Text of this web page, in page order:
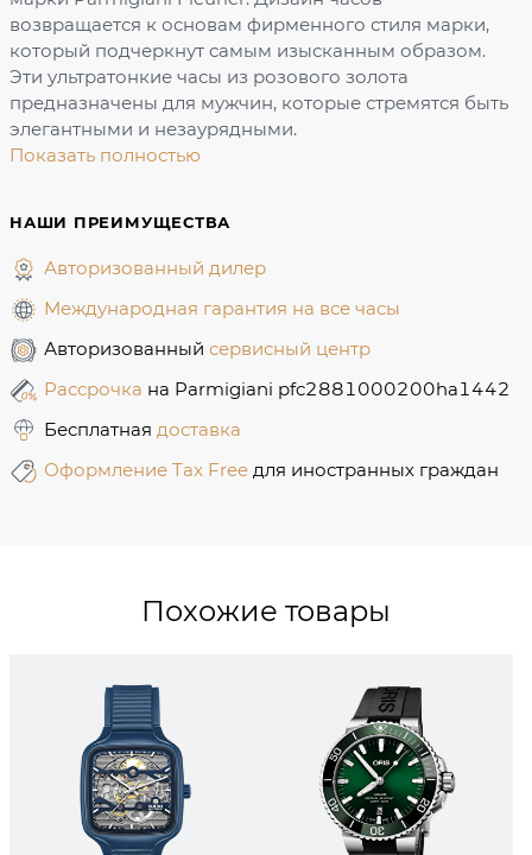
возвращается к основам фирменного стиля марки,
который подчеркнут самым изысканным образом.
Эти ультратонкие часы из розового золота
предназначены для мужчин, которые стремятся быть
элегантными и незаурядными.
Показать полностью
НАШИ ПРЕИМУЩЕСТВА
Авторизованный дилер
Международная гарантия на все часы
Авторизованный сервисный центр
Рассрочка на Parmigiani pfc2881000200ha1442
Бесплатная доставка
Оформление Tax Free для иностранных граждан
Похожие товары